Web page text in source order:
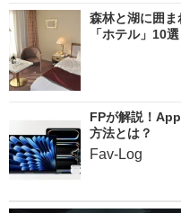
森林と湖に囲
「ホテル」10
FPが解説！
方法とは？
Fav-Log